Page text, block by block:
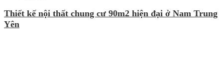
Thiết kế nội thất chung cư 90m2 hiện đại ở Nam Trung
Yên